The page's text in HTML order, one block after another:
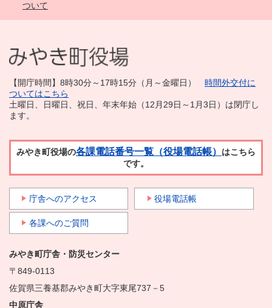
ついて
【開庁時間】8時30分～17時15分（月～金曜日） 時間外交付に
ついてはこちら
土曜日、日曜日、祝日、年末年始（12月29日～1月3日）は閉庁し
ます。
みやき町役場の各課電話番号一覧（役場電話帳） はこちら
です。
庁舎へのアクセス 役場電話帳
各課へのご質問
みやき町庁舎・防災センター
〒849-0113
佐賀県三養基郡みやき町大字東尾737－5
中原庁舎